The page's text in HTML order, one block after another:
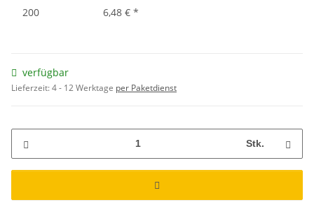
200
6,48 € *
verfügbar
Lieferzeit:4 - 12 Werktage per Paketdienst
Stk.